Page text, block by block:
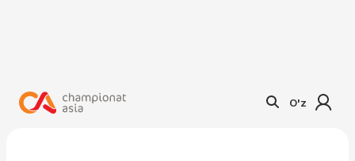
O'z